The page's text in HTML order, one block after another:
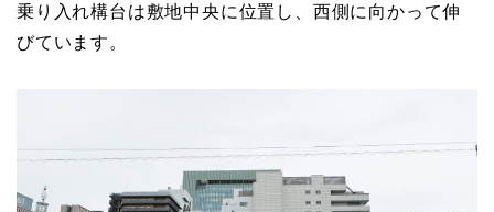
乗り入れ構台は敷地中央に位置し、西側に向かって伸
びています。